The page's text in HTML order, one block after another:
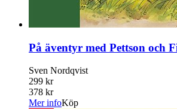
På äventyr med Pettson och
Sven Nordqvist
299 kr
378 kr
Mer infoKöp